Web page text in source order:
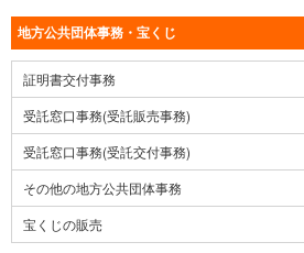
地方公共団体事務・宝くじ
証明書交付事務
受託窓口事務(受託販売事務)
受託窓口事務(受託交付事務)
その他の地方公共団体事務
宝くじの販売